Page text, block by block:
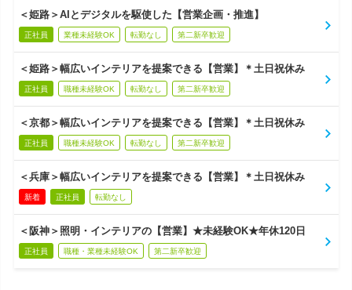
＜姫路＞AIとデジタルを駆使した【営業企画・推進】
正社員 業種未経験OK 転勤なし 第二新卒歓迎
＜姫路＞幅広いインテリアを提案できる【営業】＊土日祝休み
正社員 職種未経験OK 転勤なし 第二新卒歓迎
＜京都＞幅広いインテリアを提案できる【営業】＊土日祝休み
正社員 職種未経験OK 転勤なし 第二新卒歓迎
＜兵庫＞幅広いインテリアを提案できる【営業】＊土日祝休み
新着 正社員 転勤なし
＜阪神＞照明・インテリアの【営業】★未経験OK★年休120日
正社員 職種・業種未経験OK 第二新卒歓迎